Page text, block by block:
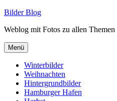
Zum
springen
Bilder Blog
Weblog mit Fotos zu allen Themen
Menü
Winterbilder
Weihnachten
Hintergrundbilder
Hamburger Hafen